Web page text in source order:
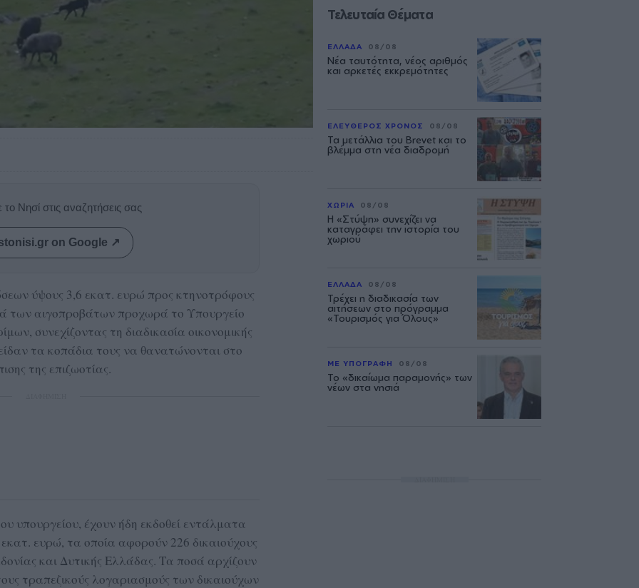
Νησί στις αναζητήσεις σας
on Google ↗
ύψους 3,6 εκατ. ευρώ προς κτηνοτρόφους
των αιγοπροβάτων προχωρά το Υπουργείο
συνεχίζοντας τη διαδικασία οικονομικής
τα κοπάδια τους να θανατώνονται στο
της επιζωοτίας.
υπουργείου, έχουν ήδη εκδοθεί εντάλματα
ευρώ, τα οποία αφορούν 226 δικαιούχους
και Δυτικής Ελλάδας. Τα ποσά αρχίζουν
τραπεζικούς λογαριασμούς των δικαιούχων
Τελευταία Θέματα
ΕΛΛΑΔΑ 08/08
Νέα ταυτότητα, νέος αριθμός
και αρκετές εκκρεμότητες
ΕΛΕΥΘΕΡΟΣ ΧΡΟΝΟΣ 08/08
Τα μετάλλια του Brevet και το
βλέμμα στη νέα διαδρομή
ΧΩΡΙΑ 08/08
Η «Στύψη» συνεχίζει να
καταγράφει την ιστορία του
χωριού
ΕΛΛΑΔΑ 08/08
Τρέχει η διαδικασία των
αιτήσεων στο πρόγραμμα
«Τουρισμός για Όλους»
ΜΕ ΥΠΟΓΡΑΦΗ 08/08
Το «δικαίωμα παραμονής» των
νέων στα νησιά